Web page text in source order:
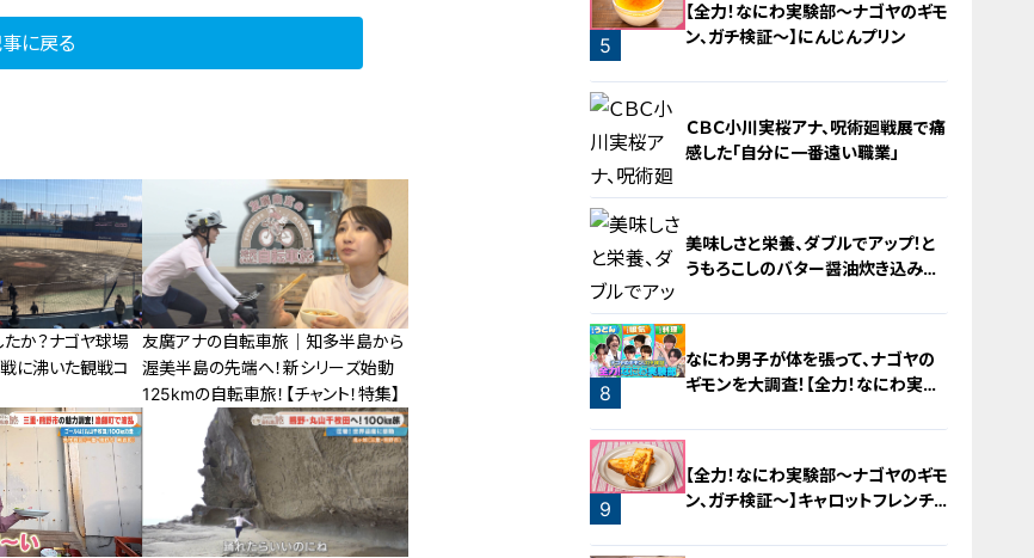
に戻る
か？ナゴヤ球場
に沸いた観戦コ
友廣アナの自転車旅｜知多半島から
渥美半島の先端へ！新シリーズ始動
125kmの自転車旅！【チャント！特集】
4
5
【全力！なにわ実験部～ナゴヤのギモ
ン、ガチ検証～】にんじんプリン
6
ＣＢＣ小川実桜アナ、呪術廻戦展で痛
感した「自分に一番遠い職業」
7
美味しさと栄養、ダブルでアップ！と
うもろこしのバター醤油炊き込みご
8
なにわ男子が体を張って、ナゴヤの
ギモンを大調査！【全力！なにわ実験
9
【全力！なにわ実験部～ナゴヤのギモ
ン、ガチ検証～】キャロットフレンチ